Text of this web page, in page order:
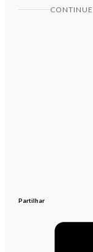
CONTINUE
Partilhar